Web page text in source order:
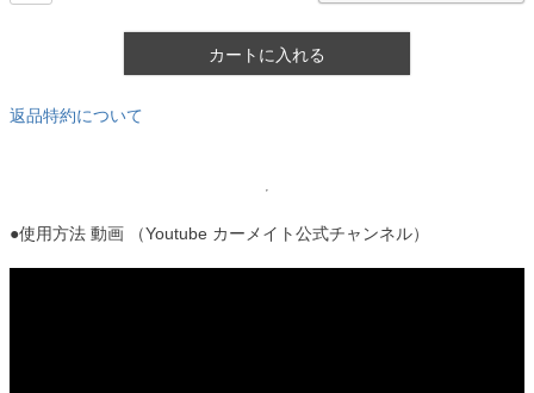
カートに入れる
返品特約について
●使用方法 動画 （Youtube カーメイト公式チャンネル）